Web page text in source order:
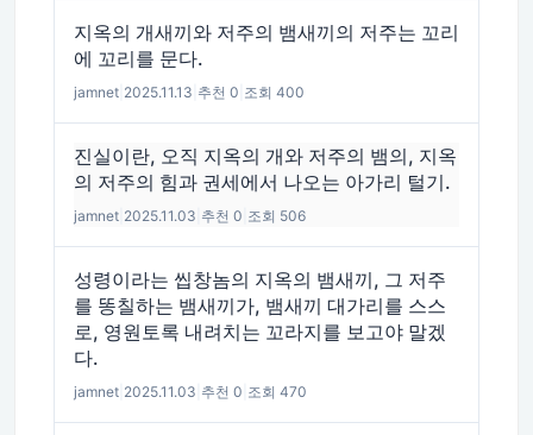
지옥의 개새끼와 저주의 뱀새끼의 저주는 꼬리
에 꼬리를 문다.
jamnet 2025.11.13 추천 0 조회 400
진실이란, 오직 지옥의 개와 저주의 뱀의, 지옥
의 저주의 힘과 권세에서 나오는 아가리 털기.
jamnet 2025.11.03 추천 0 조회 506
성령이라는 씹창놈의 지옥의 뱀새끼, 그 저주
를 똥칠하는 뱀새끼가, 뱀새끼 대가리를 스스
로, 영원토록 내려치는 꼬라지를 보고야 말겠
다.
jamnet 2025.11.03 추천 0 조회 470